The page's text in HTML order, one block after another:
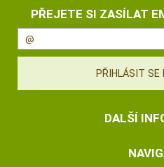
PŘEJETE SI ZASÍLAT
DALŠÍ